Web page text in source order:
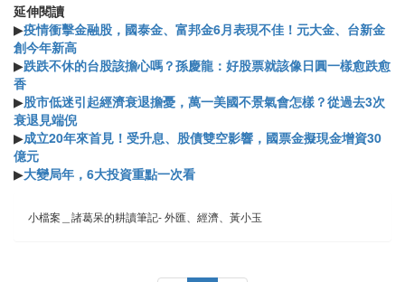
延伸閱讀
▶疫情衝擊金融股，國泰金、富邦金6月表現不佳！元大金、台新金
創今年新高
▶跌跌不休的台股該擔心嗎？孫慶龍：好股票就該像日圓一樣愈跌愈
香
▶股市低迷引起經濟衰退擔憂，萬一美國不景氣會怎樣？從過去3次
衰退見端倪
▶成立20年來首見！受升息、股債雙空影響，國票金擬現金增資30
億元
▶大變局年，6大投資重點一次看
小檔案＿諸葛呆的耕讀筆記- 外匯、經濟、黃小玉